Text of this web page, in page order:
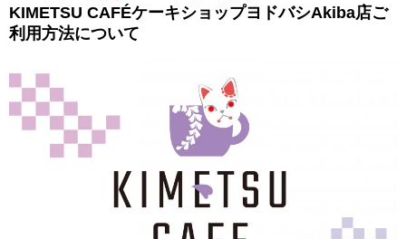
KIMETSU CAFÉケーキショップヨドバシAkiba店ご
利用方法について